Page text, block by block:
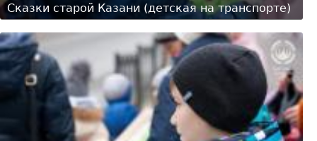
Сказки старой Казани (детская на транспорте)